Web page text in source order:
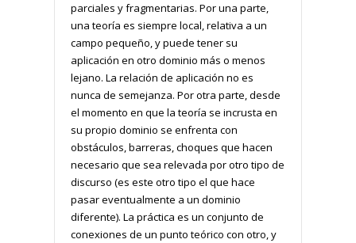
parciales y fragmentarias. Por una parte,
una teoría es siempre local, relativa a un
campo pequeño, y puede tener su
aplicación en otro dominio más o menos
lejano. La relación de aplicación no es
nunca de semejanza. Por otra parte, desde
el momento en que la teoría se incrusta en
su propio dominio se enfrenta con
obstáculos, barreras, choques que hacen
necesario que sea relevada por otro tipo de
discurso (es este otro tipo el que hace
pasar eventualmente a un dominio
diferente). La práctica es un conjunto de
conexiones de un punto teórico con otro, y